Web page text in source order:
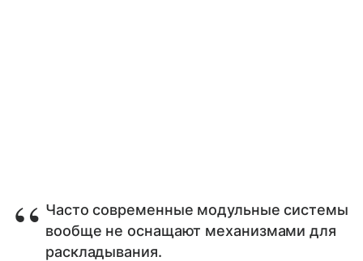
Часто современные модульные системы
вообще не оснащают механизмами для
раскладывания.